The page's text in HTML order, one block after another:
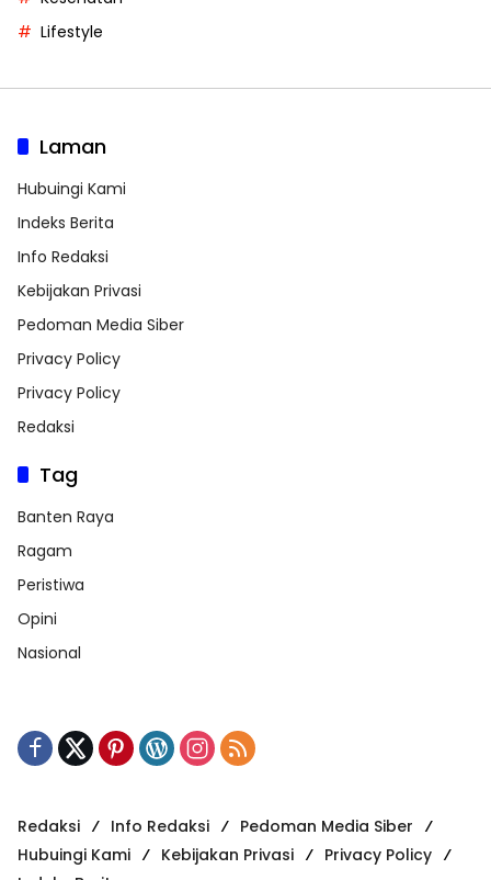
Lifestyle
Laman
Hubuingi Kami
Indeks Berita
Info Redaksi
Kebijakan Privasi
Pedoman Media Siber
Privacy Policy
Privacy Policy
Redaksi
Tag
Banten Raya
Ragam
Peristiwa
Opini
Nasional
Redaksi Info Redaksi
Pedoman Media Siber
Hubuingi Kami
Kebijakan Privasi
Privacy Policy